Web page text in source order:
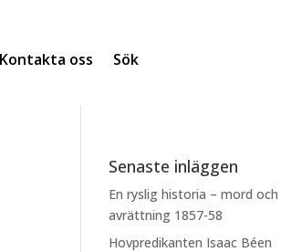
oss Sök
Senaste inläggen
En ryslig historia – mord och
avrättning 1857-58
Hovpredikanten Isaac Béen